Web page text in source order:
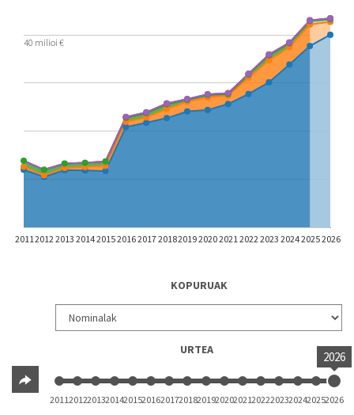
2011 2012 2013 20142015201620172018201920202021 20222023202420252026
40 milioi €
KOPURUAK
URTEA 2026
2011201220132014201520162017201820192020202120222023202420252026